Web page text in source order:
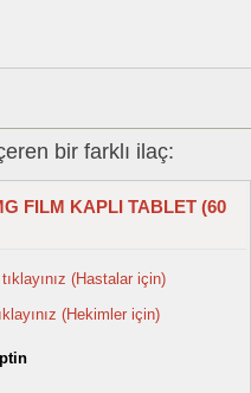
bir farklı ilaç:
FILM KAPLI TABLET (60
(Hastalar için)
(Hekimler için)